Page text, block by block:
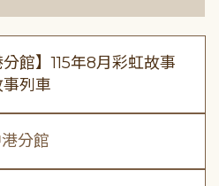
分館】115年8月彩虹故事
列車
分館